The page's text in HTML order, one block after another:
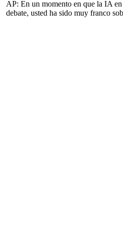
AP: En un momento en que la IA
debate, usted ha sido muy franco